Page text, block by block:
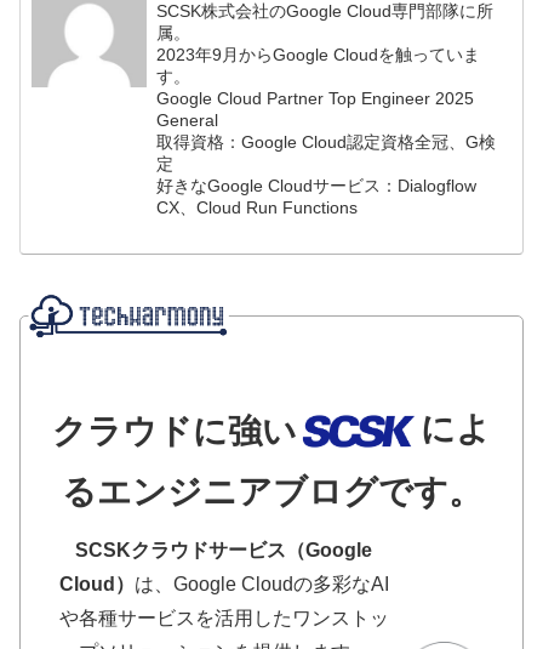
SCSK株式会社のGoogle Cloud専門部隊に所
属。
2023年9月からGoogle Cloudを触っていま
す。
Google Cloud Partner Top Engineer 2025
General
取得資格：Google Cloud認定資格全冠、G検
定
好きなGoogle Cloudサービス：Dialogflow
CX、Cloud Run Functions
クラウドに強い
によ
るエンジニアブログです。
SCSKクラウドサービス（Google
Cloud） は、Google Cloudの多彩なAI
や各種サービスを活用したワンストッ